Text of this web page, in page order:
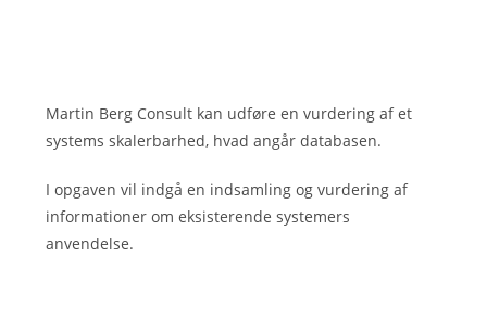
Martin Berg Consult kan udføre en vurdering af et
systems skalerbarhed, hvad angår databasen.
I opgaven vil indgå en indsamling og vurdering af
informationer om eksisterende systemers
anvendelse.